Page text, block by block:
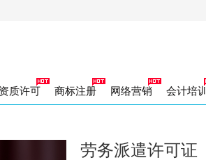
户
资质许可 商标注册 网络营销 会计培训
劳务派遣许可证